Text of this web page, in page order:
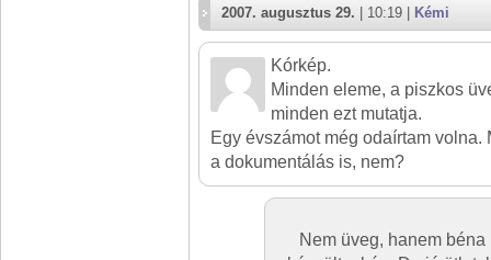
2007. augusztus 29. | 10:19 | Kémi
Kórkép.
Minden eleme, a piszkos
minden ezt mutatja.
Egy évszámot még odaírtam volna.
a dokumentálás is, nem?
Nem üveg, hanem